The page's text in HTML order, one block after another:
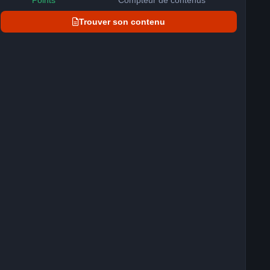
Trouver son contenu